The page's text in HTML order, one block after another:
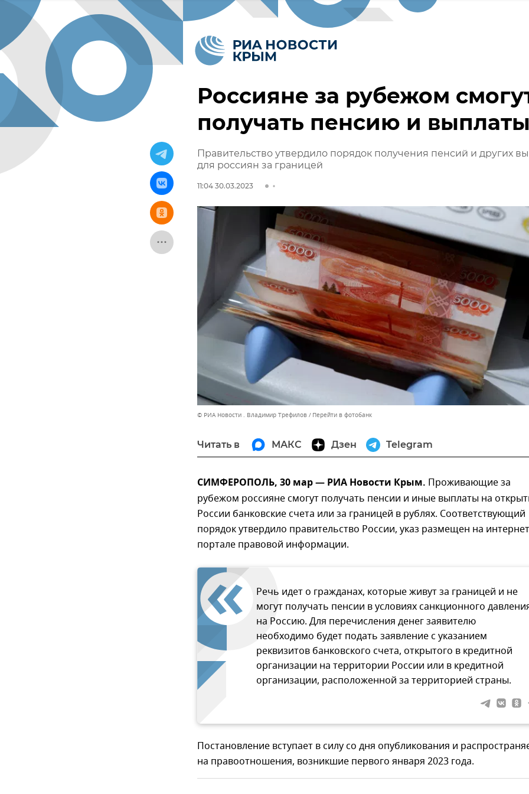
Россияне за рубежом
получать пенсию и
Правительство утвердило порядок получения пенсий и других
для россиян за границей
11:04 30.03.2023
© РИА Новости . Владимир Трефилов Перейти в фотобанк
Читать в МАКС Дзен Telegram
СИМФЕРОПОЛЬ, 30 мар — РИА Новости Крым. Проживающие за
рубежом россияне смогут получать пенсии и иные выплаты на
России банковские счета или за границей в рублях. Соответствующий
порядок утвердило правительство России, указ размещен на
портале правовой информации.
Речь идет о гражданах, которые живут за границей и не
могут получать пенсии в условиях санкционного
на Россию. Для перечисления денег заявителю
необходимо будет подать заявление с указанием
реквизитов банковского счета, открытого в кредитной
организации на территории России или в кредитной
организации, расположенной за территорией страны.
Постановление вступает в силу со дня опубликования и
на правоотношения, возникшие первого января 2023 года.